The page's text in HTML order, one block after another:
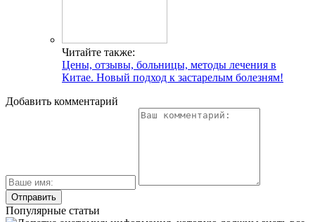
Читайте также:
Цены, отзывы, больницы, методы лечения в
Китае. Новый подход к застарелым болезням!
Добавить комментарий
Популярные статьи